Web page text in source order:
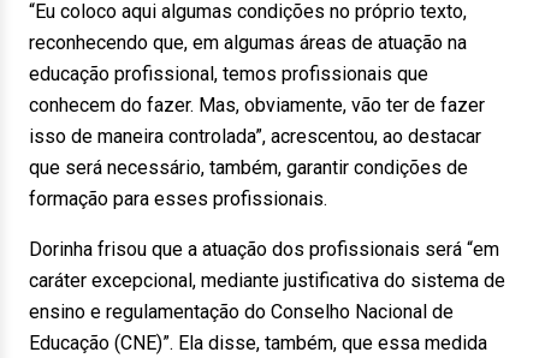
“Eu coloco aqui algumas condições no próprio texto,
reconhecendo que, em algumas áreas de atuação na
educação profissional, temos profissionais que
conhecem do fazer. Mas, obviamente, vão ter de fazer
isso de maneira controlada”, acrescentou, ao destacar
que será necessário, também, garantir condições de
formação para esses profissionais.
Dorinha frisou que a atuação dos profissionais será “em
caráter excepcional, mediante justificativa do sistema de
ensino e regulamentação do Conselho Nacional de
Educação (CNE)”. Ela disse, também, que essa medida